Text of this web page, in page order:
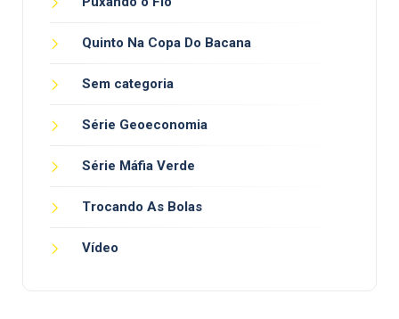
Quinto Na Copa Do Bacana
Sem categoria
Série Geoeconomia
Série Máfia Verde
Trocando As Bolas
Vídeo